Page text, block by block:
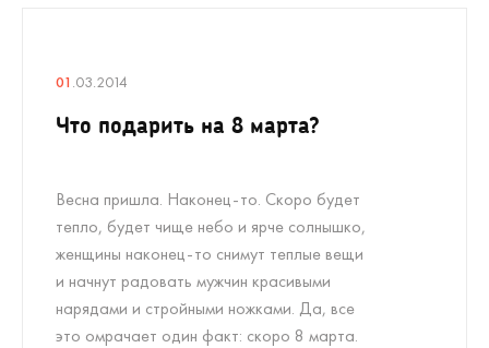
01 .03.2014
Что подарить на 8 марта?
Весна пришла. Наконец-то. Скоро будет
тепло, будет чище небо и ярче солнышко,
женщины наконец-то снимут теплые вещи
и начнут радовать мужчин красивыми
нарядами и стройными ножками. Да, все
это омрачает один факт: скоро 8 марта.